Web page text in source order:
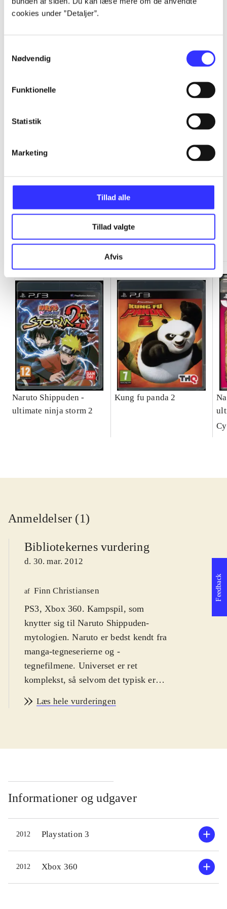
cookies under ”Detaljer”.
Nødvendig
Funktionelle
Statistik
Marketing
Tillad alle
Tillad valgte
Afvis
...
...
Minder om
Naruto Shippuden -
ultimate ninja storm 2
Kung fu panda 2
Anmeldelser (1)
Bibliotekernes vurdering
d. 30. mar. 2012
af Finn Christiansen
PS3, Xbox 360. Kampspil, som
knytter sig til Naruto Shippuden-
mytologien. Naruto er bedst kendt fra
manga-tegneserierne og -
tegnefilmene. Universet er ret
komplekst, så selvom det typisk er
udskejelser, er der også god
startende ved børn fra 12 år. Spillets
magtes af alle i målgruppen. PEGI:
12 og ikoner for vold og grimt sprog
Spillets mest vellykkede del er story
mode. Her kan man gennemleve tre
udvalgte figurers historie på
smukkeste vis. Undervejs skal man
Læs hele vurderingen
Informationer og udgaver
2012 Playstation 3
2012 Xbox 360
Feedback